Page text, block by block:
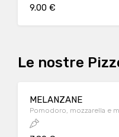
9.00 €
Le nostre
MELANZANE
Pomodoro, mozzarella e